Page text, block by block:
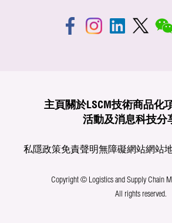
主頁 關於LSCM技術商品化
活動及消息科技分
私隱政策免責聲明無障礙網站網站
Copyright © Logistics and Supply Chain
All rights reserved.